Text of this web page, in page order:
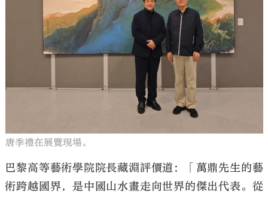
唐季禮在展覽現場。
巴黎高等藝術學院院長藏淵評價道：「萬鼎先生的藝
術跨越國界，是中國山水畫走向世界的傑出代表。從